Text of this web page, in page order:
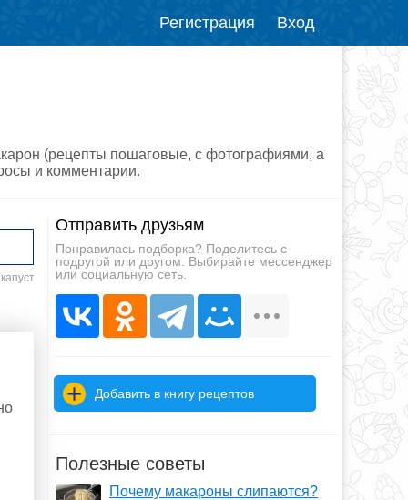
Регистрация Вход
(рецепты пошаговые, с фотографиями, а
и комментарии.
Отправить друзьям
Понравилась подборка? Поделитесь с
подругой или другом. Выбирайте мессенджер
или социальную сеть.
Добавить в книгу рецептов
Полезные советы
Почему макароны слипаются?